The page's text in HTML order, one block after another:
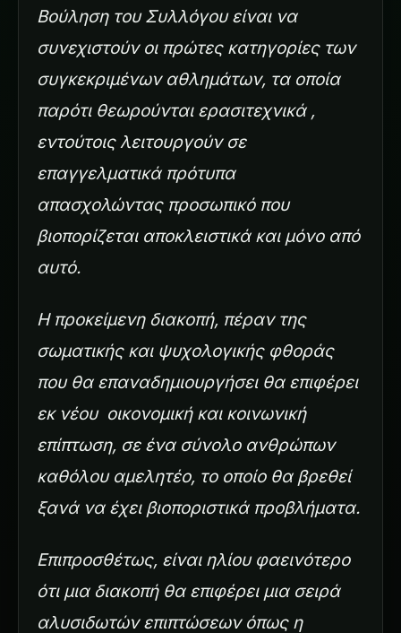
Βούληση του Συλλόγου είναι να
συνεχιστούν οι πρώτες κατηγορίες των
συγκεκριμένων αθλημάτων, τα οποία
παρότι θεωρούνται ερασιτεχνικά ,
εντούτοις λειτουργούν σε
επαγγελματικά πρότυπα
απασχολώντας προσωπικό που
βιοπορίζεται αποκλειστικά και μόνο από
αυτό.
Η προκείμενη διακοπή, πέραν της
σωματικής και ψυχολογικής φθοράς
που θα επαναδημιουργήσει θα επιφέρει
εκ νέου οικονομική και κοινωνική
επίπτωση, σε ένα σύνολο ανθρώπων
καθόλου αμελητέο, το οποίο θα βρεθεί
ξανά να έχει βιοποριστικά προβλήματα.
Επιπροσθέτως, είναι ηλίου φαεινότερο
ότι μια διακοπή θα επιφέρει μια σειρά
αλυσιδωτών επιπτώσεων όπως η